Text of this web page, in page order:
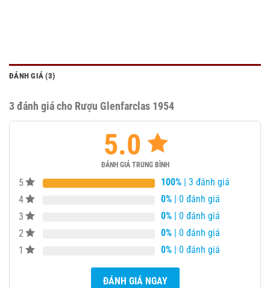
ĐÁNH GIÁ (3)
3 đánh giá cho Rượu Glenfarclas 1954
5.0
ĐÁNH GIÁ TRUNG BÌNH
5 100% | 3 đánh giá
4
0% | 0 đánh giá
3
0% | 0 đánh giá
2
0% | 0 đánh giá
1
0% | 0 đánh giá
ĐÁNH GIÁ NGAY